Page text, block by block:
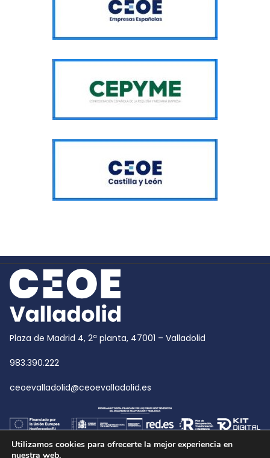
Plaza de Madrid 4, 2ª planta, 47001 – Valladolid
983.390.222
ceoevalladolid@ceoevalladolid.es
Utilizamos cookies para ofrecerte la mejor experiencia en
nuestra web.